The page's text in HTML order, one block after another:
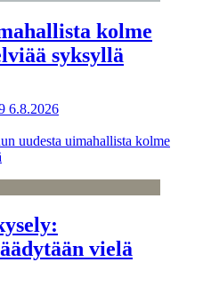
kolme
syksyllä
6.8.2026
uudesta uimahallista kolme
vielä